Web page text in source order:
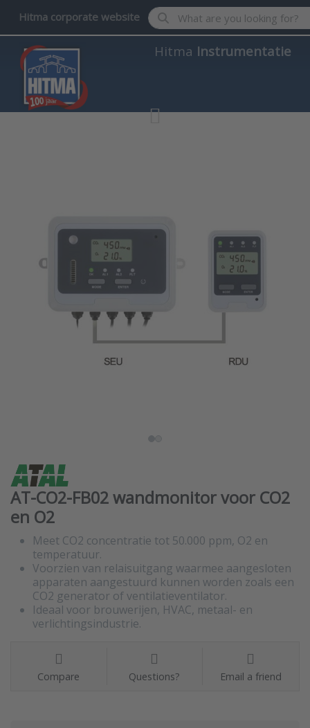
Hitma corporate website Enter a search term. Results
Hitma Instrumentatie
AT-CO2-FB02 wandmonitor voor CO2
en O2
Meet CO2 concentratie tot 50.000 ppm, O2 en
temperatuur.
Voorzien van relaisuitgang waarmee aangesloten
apparaten aangestuurd kunnen worden zoals een
CO2 generator of ventilatieventilator.
Ideaal voor brouwerijen, HVAC, metaal- en
verlichtingsindustrie.
Compare Questions? Email a friend